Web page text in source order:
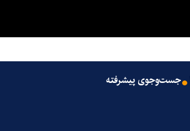
جست‌وجوی پیشرفته